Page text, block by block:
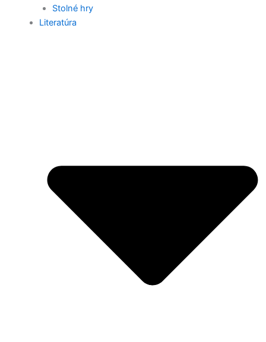
Stolné hry
Literatúra